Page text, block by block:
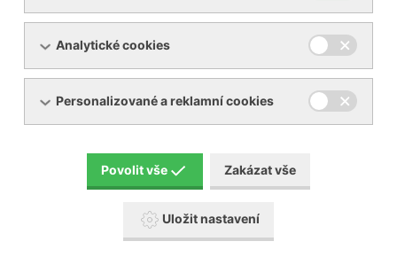
Menu
Produkty
Pronájem zařízení
Servis
Reference
Akční zboží
Popis piktogramů návodů BECKER
Analytické cookies
Personalizované a reklamní cookies
Povolit vše Zakázat vše
Uložit nastavení